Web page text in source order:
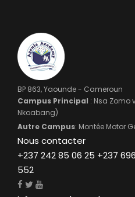
BP 863, Yaounde - Cameroun
Campus Principal : Nsa Zomo
Nkoabang)
Autre Campus: Montée Motor
Nous contacter
+237 242 85 06 25 +237
552